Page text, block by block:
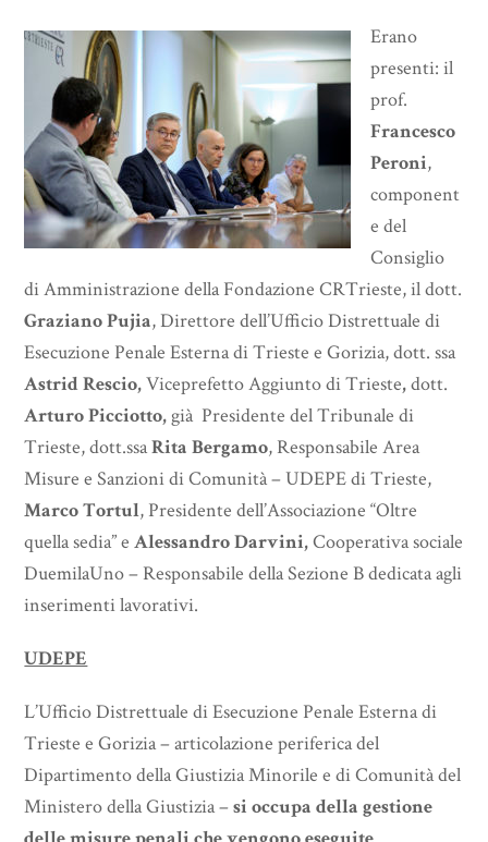
Erano
presenti: il
prof.
Francesco
Peroni,
component
e del
Consiglio
di Amministrazione della Fondazione CRTrieste, il dott.
Graziano Pujia, Direttore dell’Ufficio Distrettuale di
Esecuzione Penale Esterna di Trieste e Gorizia, dott. ssa
Astrid Rescio,Viceprefetto Aggiunto di Trieste,dott.
Arturo Picciotto, già Presidente del Tribunale di
Trieste, dott.ssaRita Bergamo, Responsabile Area
Misure e Sanzioni di Comunità – UDEPE di Trieste,
Marco Tortul, Presidente dell’Associazione “Oltre
quella sedia” eAlessandro Darvini,Cooperativa sociale
DuemilaUno – Responsabile della Sezione B dedicata agli
inserimenti lavorativi.
UDEPE
L’Ufficio Distrettuale di Esecuzione Penale Esterna di
Trieste e Gorizia – articolazione periferica del
Dipartimento della Giustizia Minorile e di Comunità del
Ministero della Giustizia –si occupa della gestione